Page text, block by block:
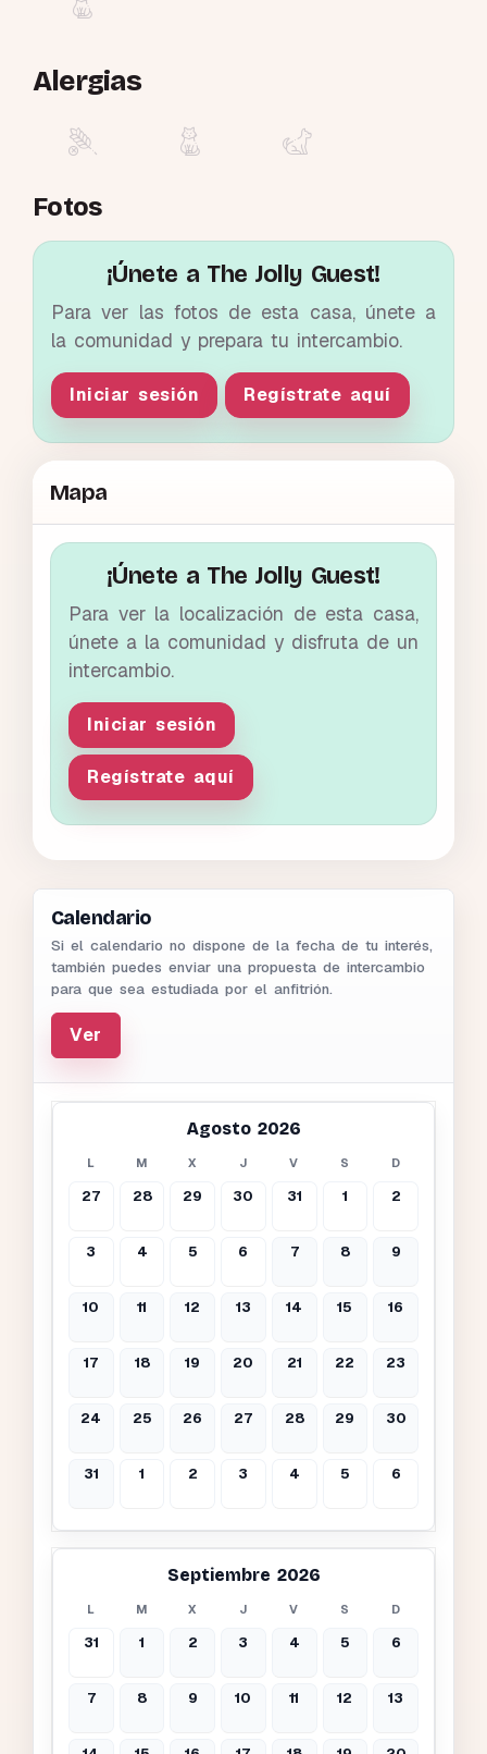
Alergias
Fotos
¡Únete a The Jolly Guest!
Para ver las fotos de esta casa, únete a
la comunidad y prepara tu intercambio.
Iniciar sesión Regístrate aquí
Mapa
¡Únete a The Jolly Guest!
Para ver la localización de esta casa,
únete a la comunidad y disfruta de un
intercambio.
Iniciar sesión
Regístrate aquí
Calendario
Si el calendario no dispone de la fecha de tu interés,
también puedes enviar una propuesta de intercambio
para que sea estudiada por el anfitrión.
Ver
Agosto 2026
L M X J V S D
27 28 29 30 31 1 2
3 4 5 6 7 8 9
10 11 12 13 14 15 16
17 18 19 20 21 22 23
24 25 26 27 28 29 30
31 1 2 3 4 5 6
Septiembre 2026
L M X J V S D
31 1 2 3 4 5 6
7 8 9 10 11 12 13